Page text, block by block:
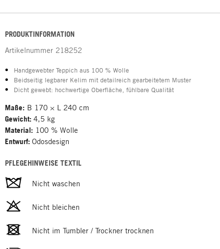
PRODUKTINFORMATION
Artikelnummer 218252
Handgewebter Teppich aus 100 % Wolle
Beidseitig legbarer Kelim mit detailreich gearbeitetem Muster
Dicht gewebt: hochwertige Oberfläche, fühlbare Qualität
Maße: B 170 × L 240 cm
Gewicht: 4,5 kg
Material: 100 % Wolle
Entwurf: Odosdesign
PFLEGEHINWEISE TEXTIL
Nicht waschen
Nicht bleichen
Nicht im Tumbler / Trockner trocknen